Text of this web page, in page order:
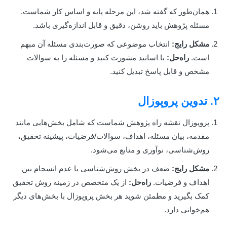
همان‌طور که گفته شد، این مرحله پایه و اساس کار شماست.
مسئله پژوهش باید روشن، دقیق و قابل اندازه‌گیری باشد.
مشکل رایج: انتخاب موضوعی که صورت‌بندی مسئله آن مبهم
است. راه‌حل: با اساتید مشورت کنید و مسئله را به سوالات
مشخص و قابل پاسخ تبدیل کنید.
۲. تدوین پروپوزال
پروپوزال نقشه راه پژوهش شماست که شامل بخش‌هایی مانند
مقدمه، بیان مسئله، اهداف، سوالات/فرضیات، پیشینه تحقیق،
روش‌شناسی، نوآوری و منابع می‌شود.
مشکل رایج: ضعف در بخش روش‌شناسی یا عدم انسجام بین
اهداف و فرضیات. راه‌حل: از یک متخصص در زمینه روش تحقیق
کمک بگیرید و مطمئن شوید هر بخش پروپوزال با بخش‌های دیگر
هم‌خوانی دارد.